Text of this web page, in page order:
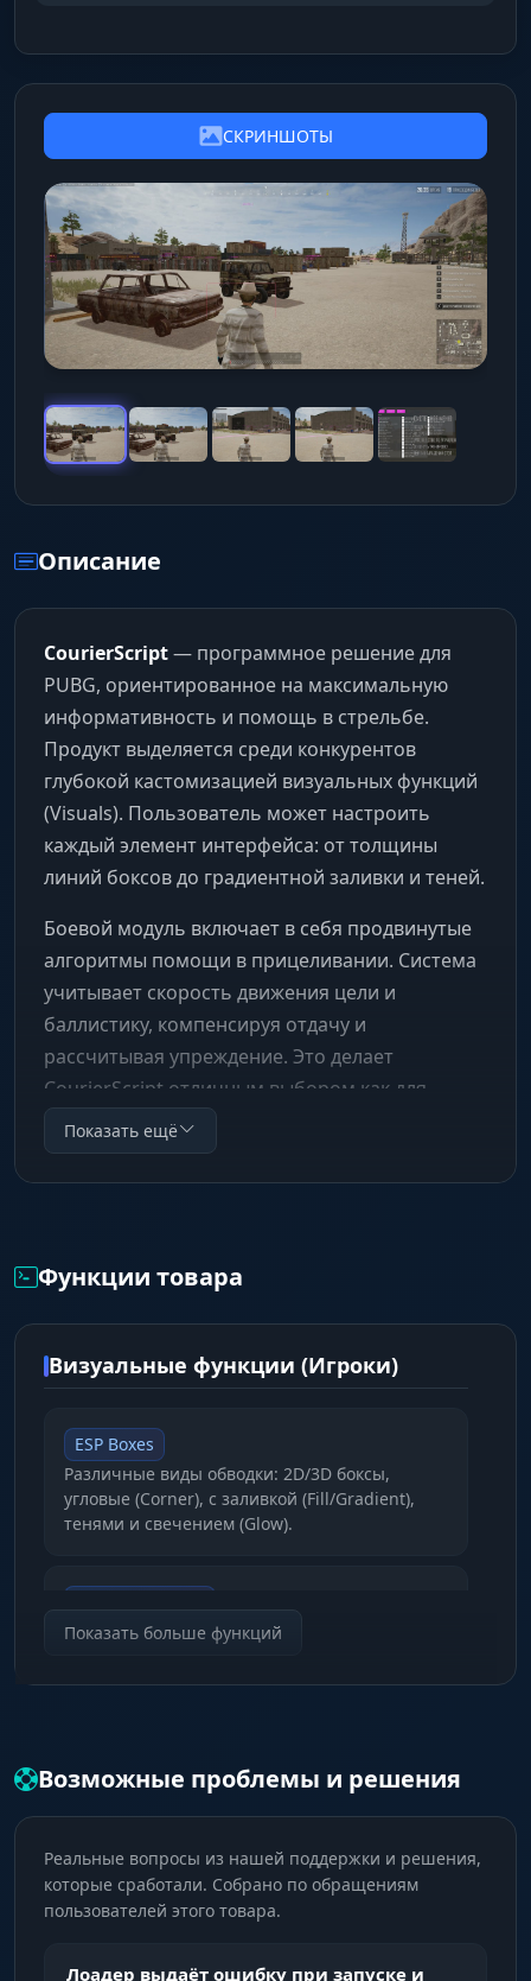
СКРИНШОТЫ
Описание
CourierScript— программное решение для
PUBG, ориентированное на максимальную
информативность и помощь в стрельбе.
Продукт выделяется среди конкурентов
глубокой кастомизацией визуальных функций
(Visuals). Пользователь может настроить
каждый элемент интерфейса: от толщины
линий боксов до градиентной заливки и теней.
Боевой модуль включает в себя продвинутые
алгоритмы помощи в прицеливании. Система
учитывает скорость движения цели и
баллистику, компенсируя отдачу и
рассчитывая упреждение. Это делает
CourierScript отличным выбором как для
тактической игры, так и для агрессивных
перестрелок на любых дистанциях.
Показать ещё
Функции товара
Визуальные функции (Игроки)
ESP Boxes
Различные виды обводки: 2D/3D боксы,
угловые (Corner), с заливкой (Fill/Gradient),
тенями и свечением (Glow).
Отображение скелета модели и круга вокруг
Полоски здоровья (Health) и брони (Armor),
отображение оружия в руках и дистанции.
Indicators
Индикаторы врагов вне поля зрения (Out Of
View Arrows), направление взгляда
Показать больше функций
Возможные проблемы и решения
Реальные вопросы из нашей поддержки и решения,
которые сработали. Собрано по обращениям
пользователей этого товара.
Лоадер выдаёт ошибку при запуске и